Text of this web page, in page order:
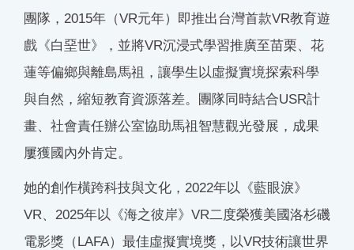
團隊，2015年（VR元年）即推出台灣首款VR教育遊
戲《白堊世》，並將VR沉浸式學習推廣至苗栗、花
蓮等偏鄉與離島馬祖，讓學生以虛擬實境探索科學
與自然，縮短教育資源落差。團隊同時結合USR計
畫、社會責任辦公室協助馬祖智慧觀光發展，成果
屢獲國內外肯定。
她的創作橫跨科技與文化，2022年以《藍眼淚》
VR、2025年以《海之彼岸》VR二度榮獲美國洛杉磯
電影獎（LAFA）最佳虛擬實境獎，以VR技術讓世界